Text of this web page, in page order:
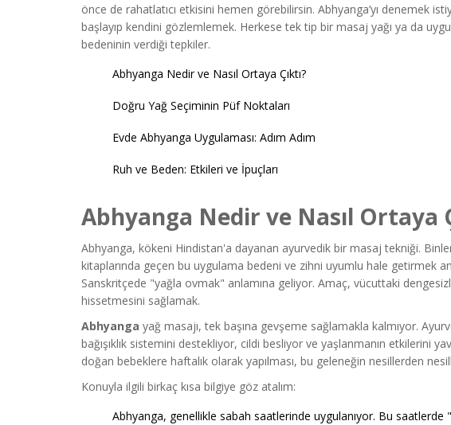
önce de rahatlatıcı etkisini hemen görebilirsin. Abhyanga’yı denemek
başlayıp kendini gözlemlemek. Herkese tek tip bir masaj yağı ya da
bedeninin verdiği tepkiler.
Abhyanga Nedir ve Nasıl Ortaya Çıktı?
Doğru Yağ Seçiminin Püf Noktaları
Evde Abhyanga Uygulaması: Adım Adım
Ruh ve Beden: Etkileri ve İpuçları
Abhyanga Nedir ve Nasıl Ortaya
Abhyanga, kökeni Hindistan'a dayanan ayurvedik bir masaj tekniği.
kitaplarında geçen bu uygulama bedeni ve zihni uyumlu hale getirmek
Sanskritçede "yağla ovmak" anlamına geliyor. Amaç, vücuttaki
hissetmesini sağlamak.
Abhyanga yağ masajı, tek başına gevşeme sağlamakla kalmıyor.
bağışıklık sistemini destekliyor, cildi besliyor ve yaşlanmanın etkilerini
doğan bebeklere haftalık olarak yapılması, bu geleneğin nesillerden
Konuyla ilgili birkaç kısa bilgiye göz atalım:
Abhyanga, genellikle sabah saatlerinde uygulanıyor. Bu